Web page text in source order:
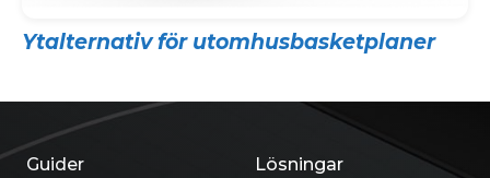
Ytalternativ för utomhusbasketplaner
Lösningar
Guider